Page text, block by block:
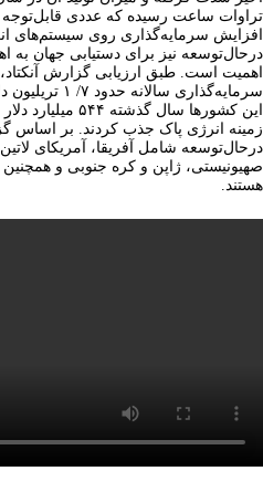
تراوات ساعت رسیده که عددی
افزایش سرمایه‌گذاری روی سیستم‌های
اهمیت است. طبق ارزیابی گزارش
سرمایه‌گذاری
این کشورها سال
زمینه انرژی پاک جذب کردند. بر اساس
درحال‌توسعه شامل آفریقا، آمریکای لاتین
صهیونیستی، ژاپن و کره جنوبی و همچنین
هستند.